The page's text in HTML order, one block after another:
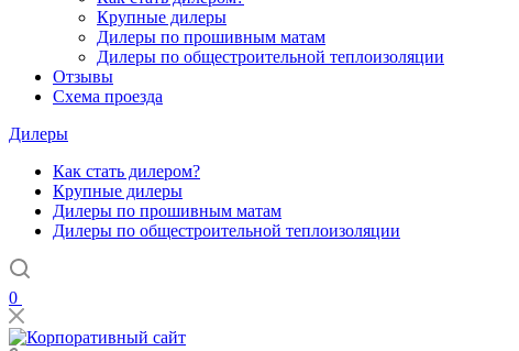
Крупные дилеры
Дилеры по прошивным матам
Дилеры по общестроительной теплоизоляции
Отзывы
Схема проезда
Дилеры
Как стать дилером?
Крупные дилеры
Дилеры по прошивным матам
Дилеры по общестроительной теплоизоляции
0